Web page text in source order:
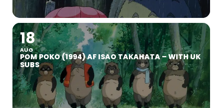
18
AUG
POM POKO (1994) AF ISAO TAKAHATA – WITH UK
SUBS